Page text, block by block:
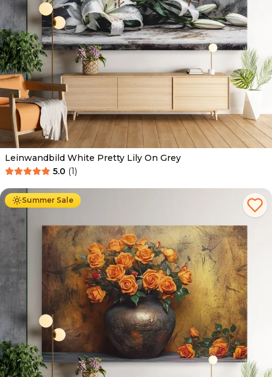
Leinwandbild White Pretty Lily On Grey
5.0 (1)
Summer Sale
Ab 39.90 € 34.90